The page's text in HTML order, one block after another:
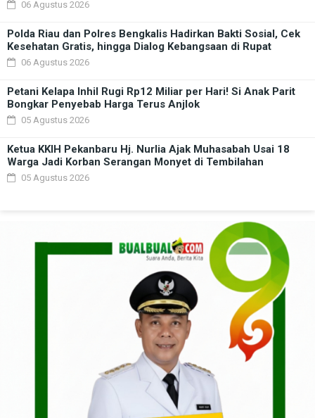
06 Agustus 2026
Polda Riau dan Polres Bengkalis Hadirkan Bakti Sosial, Cek
Kesehatan Gratis, hingga Dialog Kebangsaan di Rupat
06 Agustus 2026
Petani Kelapa Inhil Rugi Rp12 Miliar per Hari! Si Anak Parit
Bongkar Penyebab Harga Terus Anjlok
05 Agustus 2026
Ketua KKIH Pekanbaru Hj. Nurlia Ajak Muhasabah Usai 18
Warga Jadi Korban Serangan Monyet di Tembilahan
05 Agustus 2026